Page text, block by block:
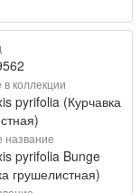
коллекции
pyrifolia (Курчавка
название
pyrifolia Bunge
грушелистная)